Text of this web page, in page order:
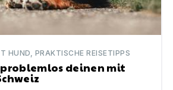
HUND, PRAKTISCHE REISETIPPS
deinen mit